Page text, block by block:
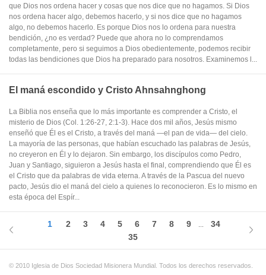
que Dios nos ordena hacer y cosas que nos dice que no hagamos. Si Dios
nos ordena hacer algo, debemos hacerlo, y si nos dice que no hagamos
algo, no debemos hacerlo. Es porque Dios nos lo ordena para nuestra
bendición, ¿no es verdad? Puede que ahora no lo comprendamos
completamente, pero si seguimos a Dios obedientemente, podemos recibir
todas las bendiciones que Dios ha preparado para nosotros. Examinemos l...
El maná escondido y Cristo Ahnsahnghong
La Biblia nos enseña que lo más importante es comprender a Cristo, el
misterio de Dios (Col. 1:26-27, 2:1-3). Hace dos mil años, Jesús mismo
enseñó que Él es el Cristo, a través del maná —el pan de vida— del cielo.
La mayoría de las personas, que habían escuchado las palabras de Jesús,
no creyeron en Él y lo dejaron. Sin embargo, los discípulos como Pedro,
Juan y Santiago, siguieron a Jesús hasta el final, comprendiendo que Él es
el Cristo que da palabras de vida eterna. A través de la Pascua del nuevo
pacto, Jesús dio el maná del cielo a quienes lo reconocieron. Es lo mismo en
esta época del Espír...
1 2 3 4 5 6 7 8 9
34
35
© 2010 Iglesia de Dios Sociedad Misionera Mundial. Todos los derechos reservados.